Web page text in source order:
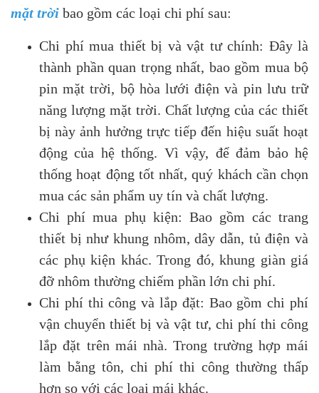
mặt trời bao gồm các loại chi phí sau:
Chi phí mua thiết bị và vật tư chính: Đây là
thành phần quan trọng nhất, bao gồm mua bộ
pin mặt trời, bộ hòa lưới điện và pin lưu trữ
năng lượng mặt trời. Chất lượng của các thiết
bị này ảnh hưởng trực tiếp đến hiệu suất hoạt
động của hệ thống. Vì vậy, để đảm bảo hệ
thống hoạt động tốt nhất, quý khách cần chọn
mua các sản phẩm uy tín và chất lượng.
Chi phí mua phụ kiện: Bao gồm các trang
thiết bị như khung nhôm, dây dẫn, tủ điện và
các phụ kiện khác. Trong đó, khung giàn giá
đỡ nhôm thường chiếm phần lớn chi phí.
Chi phí thi công và lắp đặt: Bao gồm chi phí
vận chuyển thiết bị và vật tư, chi phí thi công
lắp đặt trên mái nhà. Trong trường hợp mái
làm bằng tôn, chi phí thi công thường thấp
hơn so với các loại mái khác.